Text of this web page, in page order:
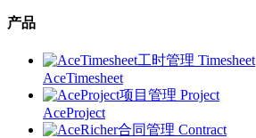
产品
工时管理 Timesheet
AceTimesheet
项目管理 Project
AceProject
合同管理 Contract